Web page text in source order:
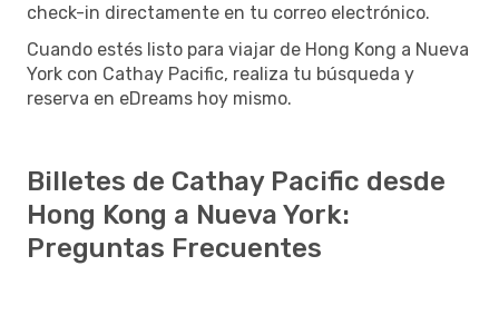
check-in directamente en tu correo electrónico.
Cuando estés listo para viajar de Hong Kong a Nueva
York con Cathay Pacific, realiza tu búsqueda y
reserva en eDreams hoy mismo.
Billetes de Cathay Pacific desde
Hong Kong a Nueva York:
Preguntas Frecuentes